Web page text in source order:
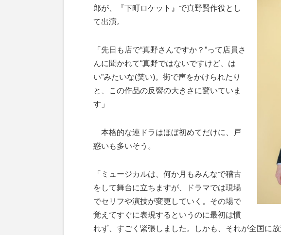
郎が、『下町ロケット』で真野賢作役とし
て出演。
「先日も店で“真野さんですか？”って店員さ
んに聞かれて“真野ではないですけど、は
い”みたいな(笑い)。街で声をかけられたり
と、この作品の反響の大きさに驚いていま
す」
本格的な連ドラはほぼ初めてだけに、戸
惑いも多いそう。
「ミュージカルは、何か月もみんなで稽古
をして舞台に立ちますが、ドラマでは現場
でセリフや演技が変更していく。その場で
覚えてすぐに表現するというのに最初は慣
れず、すごく緊張しました。しかも、それが全国に